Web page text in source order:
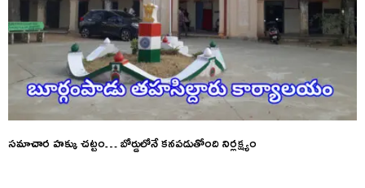
సమాచార హక్కు చట్టం… బోర్డులోనే కనపడుతోంది నిర్లక్ష్యం